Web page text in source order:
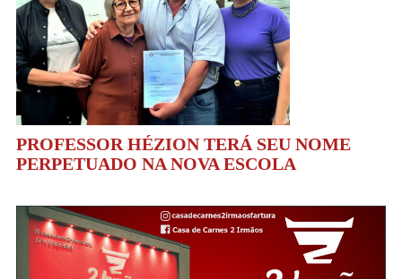
PROFESSOR HÉZION TERÁ SEU NOME
PERPETUADO NA NOVA ESCOLA